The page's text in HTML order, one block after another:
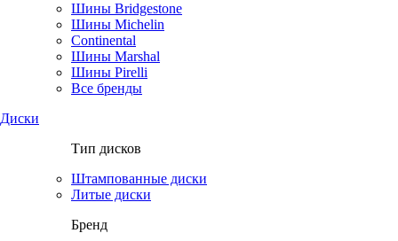
Шины Bridgestone
Шины Michelin
Continental
Шины Marshal
Шины Pirelli
Все бренды
Диски
Тип дисков
Штампованные диски
Литые диски
Бренд